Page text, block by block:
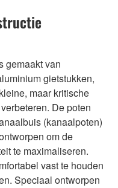
gemaakt van
gietstukken,
maar kritische
De poten
(kanaalpoten)
om de
te maximaliseren.
vast te houden
Speciaal ontworpen